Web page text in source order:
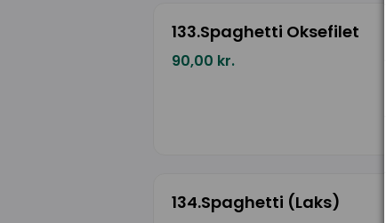
133.Spaghetti Oksefilet
90,00 kr.
134.Spaghetti (Laks)